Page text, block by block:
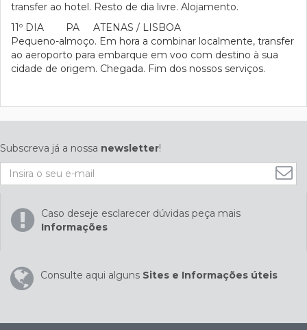
transfer ao hotel. Resto de dia livre. Alojamento.
11º DIA PA ATENAS / LISBOA
Pequeno-almoço. Em hora a combinar localmente, transfer
ao aeroporto para embarque em voo com destino à sua
cidade de origem. Chegada. Fim dos nossos serviços.
Subscreva já a nossa newsletter!
Caso deseje esclarecer dúvidas peça mais
Informações
Consulte aqui alguns Sites e Informações úteis